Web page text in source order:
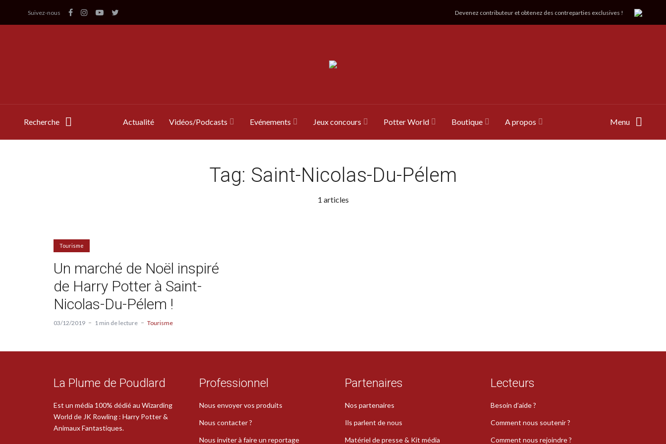
Suivez-nous Devenez contributeur et obtenez des contreparties exclusives !
Recherche Actualité Vidéos/Podcasts Evénements Jeux concours Potter World Boutique A propos Menu
Tag: Saint-Nicolas-Du-Pélem
1 articles
Tourisme
Un marché de Noël inspiré
de Harry Potter à Saint-
Nicolas-Du-Pélem !
03/12/2019 1 min de lecture Tourisme
La Plume de Poudlard
Est un média 100% dédié au Wizarding
World de JK Rowling : Harry Potter &
Animaux Fantastiques.
Professionnel
Nous envoyer vos produits
Nous contacter ?
Nous inviter à faire un reportage
Partenaires
Nos partenaires
Ils parlent de nous
Matériel de presse & Kit média
Lecteurs
Besoin d’aide ?
Comment nous soutenir ?
Comment nous rejoindre ?